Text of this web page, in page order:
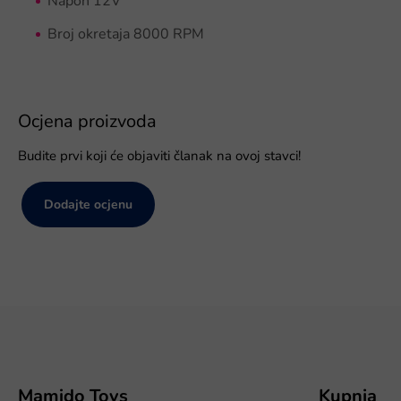
Broj okretaja 8000 RPM
Ocjena proizvoda
Budite prvi koji će objaviti članak na ovoj stavci!
Dodajte ocjenu
Mamido Toys Kupnja